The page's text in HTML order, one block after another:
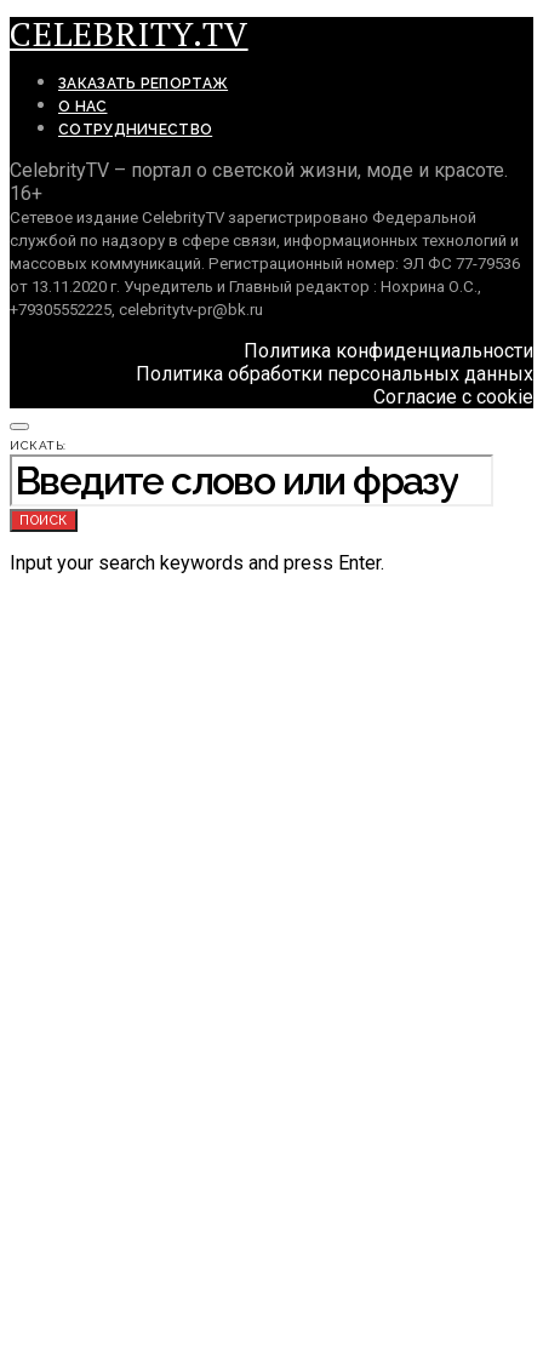
CELEBRITY.TV
ЗАКАЗАТЬ РЕПОРТАЖ
О НАС
СОТРУДНИЧЕСТВО
CelebrityTV – портал о светской жизни, моде и красоте.
16+
Сетевое издание CelebrityTV зарегистрировано Федеральной
службой по надзору в сфере связи, информационных технологий и
массовых коммуникаций. Регистрационный номер: ЭЛ ФС 77-79536
от 13.11.2020 г. Учредитель и Главный редактор : Нохрина О.С.,
+79305552225, celebritytv-pr@bk.ru
Политика конфиденциальности
Политика обработки персональных данных
Согласие с cookie
ИСКАТЬ:
ПОИСК
Input your search keywords and press Enter.